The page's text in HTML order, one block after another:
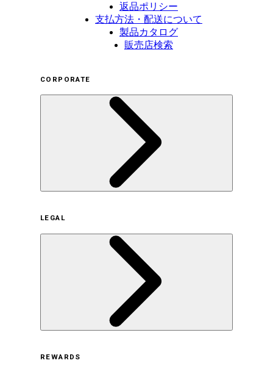
返品ポリシー
支払方法・配送について
製品カタログ
販売店検索
CORPORATE
サステナビリティの取り組み（日本）
サステナビリティの取り組み（米国/英語）
ヒストリー
採用情報
LEGAL
REWARDS